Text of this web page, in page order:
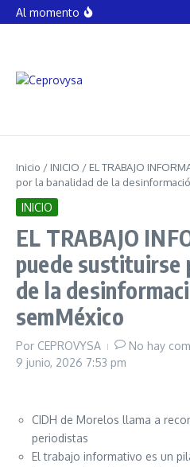
Saltar al contenido
Al momento
Detienen a siete
VÍCTOR
Inicio / INICIO / EL TRABAJO
por la banalidad de la
INICIO
EL TRABAJO
puede sustituirse
de la
semMéxico
Por CEPROVYSA
No hay
9 junio, 2026 7:53 pm
CIDH de Morelos llama a
periodistas
El trabajo informativo es un